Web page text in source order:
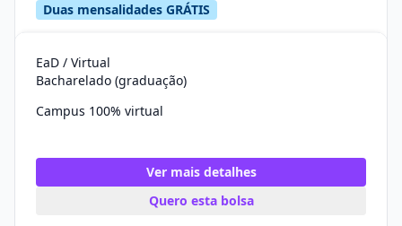
Duas mensalidades GRÁTIS
EaD / Virtual
Bacharelado (graduação)
Campus 100% virtual
Ver mais detalhes
Quero esta bolsa